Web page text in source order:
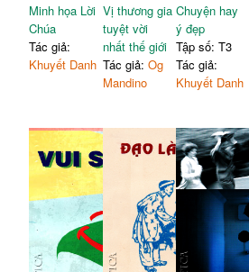
Minh họa Lời
Chúa
Tác giả:
Khuyết Danh
Vị thương gia
tuyệt vời
nhất thế giới
Tác giả: Og
Mandino
Chuyện hay
ý đẹp
Tập số: T3
Tác giả:
Khuyết Danh